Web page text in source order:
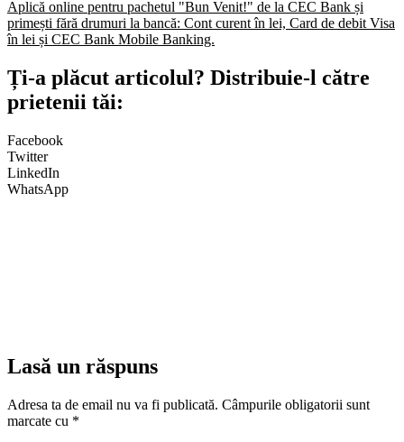
Aplică online pentru pachetul "Bun Venit!" de la CEC Bank și
primești fără drumuri la bancă: Cont curent în lei, Card de debit Visa
în lei și CEC Bank Mobile Banking.​
Ți-a plăcut articolul? Distribuie-l către
prietenii tăi:
Facebook
Twitter
LinkedIn
WhatsApp
Lasă un răspuns
Adresa ta de email nu va fi publicată. Câmpurile obligatorii sunt
marcate cu *